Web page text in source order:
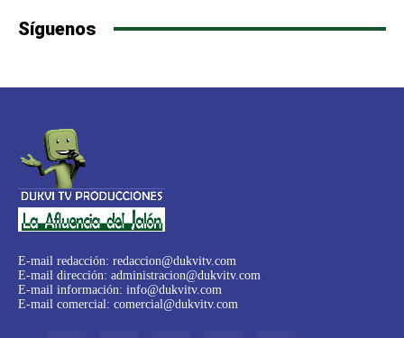
Síguenos
E-mail redacción: redaccion@dukvitv.com
E-mail dirección: administracion@dukvitv.com
E-mail información: info@dukvitv.com
E-mail comercial: comercial@dukvitv.com